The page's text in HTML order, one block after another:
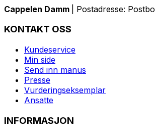
Cappelen Damm | Postadresse:
KONTAKT OSS
Kundeservice
Min side
Send inn manus
Presse
Vurderingseksemplar
Ansatte
INFORMASJON